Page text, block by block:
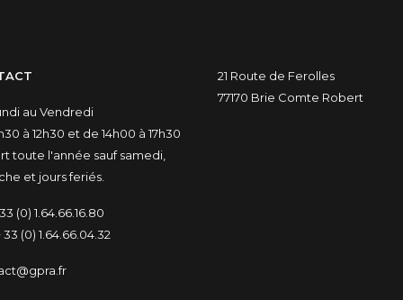
au Vendredi
à 12h30 et de 14h00 à 17h30
toute l'année sauf samedi,
et jours feriés.
(0) 1.64.66.16.80
33 (0) 1.64.66.04.32
21 Route de Ferolles
77170 Brie Comte Robert